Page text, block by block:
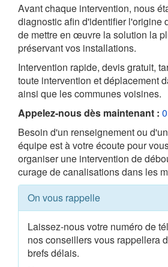
Avant chaque intervention, nous
diagnostic afin d'identifier l'origine
de mettre en œuvre la solution la
préservant vos installations.
Intervention rapide, devis gratuit,
toute intervention et déplacement
ainsi que les communes voisines.
Appelez-nous dès maintenant :
Besoin d'un renseignement ou
équipe est à votre écoute pour
organiser une intervention de
curage de canalisations dans les
On vous rappelle
Laissez-nous votre numéro de
nos conseillers vous rappellera
brefs délais.